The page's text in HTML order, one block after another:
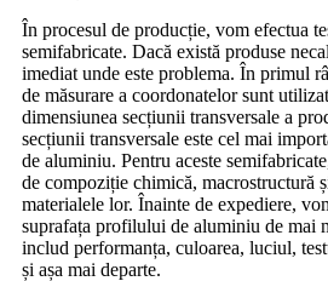
În procesul de producție, vom efectua
semifabricate. Dacă există produse
imediat unde este problema. În primul
de măsurare a coordonatelor sunt
dimensiunea secțiunii transversale a
secțiunii transversale este cel mai
de aluminiu. Pentru aceste
de compoziție chimică, macrostructură
materialele lor. Înainte de expediere,
suprafața profilului de aluminiu de mai
includ performanța, culoarea, luciul,
și așa mai departe.